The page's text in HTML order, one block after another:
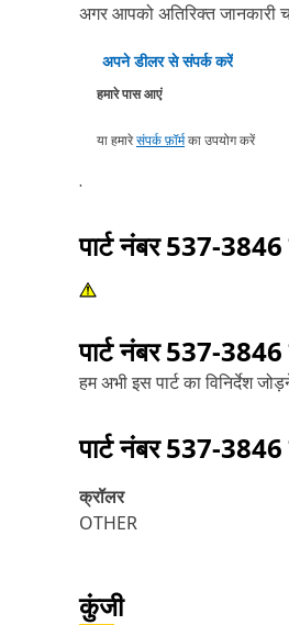
अगर आपको अतिरिक्त जानकारी
अपने डीलर से संपर्क करें
हमारे पास आएं
या हमारेसंपर्क फ़ॉर्मका उपयोग करें
.
पार्ट नंबर537-3846
पार्ट नंबर537-3846
हम अभी इस पार्ट का विनिर्देश
पार्ट नंबर537-3846
क्रॉलर
OTHER
कुंजी